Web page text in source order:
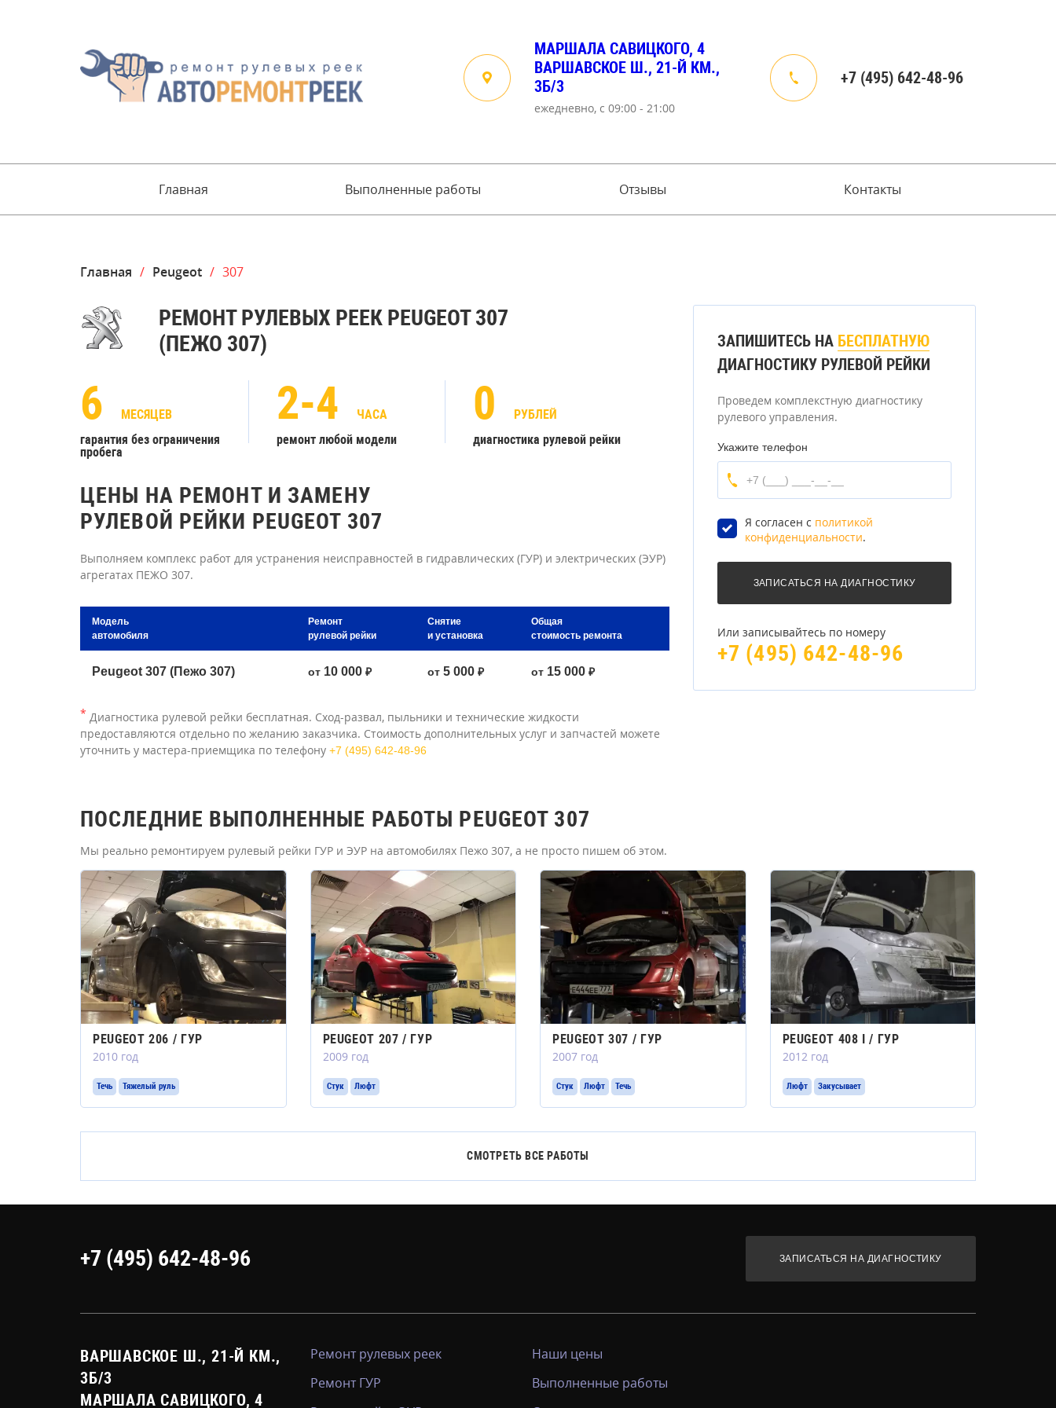
МАРШАЛА САВИЦКОГО, 4
ВАРШАВСКОЕ Ш., 21-Й КМ.,
3Б/3
ежедневно, с 09:00 - 21:00
+7 (495) 642-48-96
Главная Выполненные работы Отзывы Контакты
Главная / Peugeot / 307
РЕМОНТ РУЛЕВЫХ РЕЕК PEUGEOT 307
(ПЕЖО 307)
6
МЕСЯЦЕВ
гарантия без ограничения
пробега
2-4
ЧАСА
ремонт любой модели
0
РУБЛЕЙ
диагностика рулевой рейки
ЦЕНЫ НА РЕМОНТ И ЗАМЕНУ
РУЛЕВОЙ РЕЙКИ PEUGEOT 307
Выполняем комплекс работ для устранения неисправностей в гидравлических (ГУР) и электрических (ЭУР)
агрегатах ПЕЖО 307.
Модель
автомобиля
Ремонт
рулевой рейки
Снятие
и установка
Общая
стоимость ремонта
Peugeot 307 (Пежо 307) от 10 000 ₽ от 5 000 ₽ от 15 000 ₽
* Диагностика рулевой рейки бесплатная. Сход-развал, пыльники и технические жидкости
предоставляются отдельно по желанию заказчика. Стоимость дополнительных услуг и запчастей можете
уточнить у мастера-приемщика по телефону +7 (495) 642-48-96
ЗАПИШИТЕСЬ НА БЕСПЛАТНУЮ
ДИАГНОСТИКУ РУЛЕВОЙ РЕЙКИ
Проведем комплекстную диагностику
рулевого управления.
Укажите телефон
Я согласен с политикой
конфиденциальности.
Или записывайтесь по номеру
+7 (495) 642-48-96
ПОСЛЕДНИЕ ВЫПОЛНЕННЫЕ РАБОТЫ PEUGEOT 307
Мы реально ремонтируем рулевый рейки ГУР и ЭУР на автомобилях Пежо 307, а не просто пишем об этом.
PEUGEOT 206 / ГУР
2010 год
Течь Тяжелый руль
PEUGEOT 207 / ГУР
2009 год
Стук Люфт
PEUGEOT 307 / ГУР
2007 год
Стук Люфт Течь
PEUGEOT 408 I / ГУР
2012 год
Люфт Закусывает
СМОТРЕТЬ ВСЕ РАБОТЫ
+7 (495) 642-48-96 ЗАПИСАТЬСЯ НА ДИАГНОСТИКУ
ВАРШАВСКОЕ Ш., 21-Й КМ.,
3Б/3
МАРШАЛА САВИЦКОГО, 4
Ремонт рулевых реек
Ремонт ГУР
Наши цены
Выполненные работы